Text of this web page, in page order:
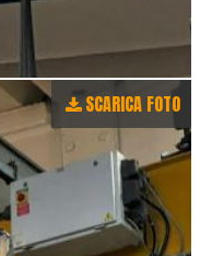
SCARICA FOTO